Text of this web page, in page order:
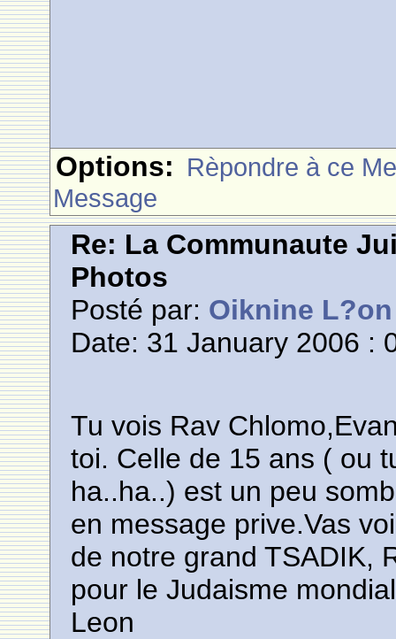
Options: Rèpondre à ce
Message
Re: La Communaute
Photos
Posté par: Oiknine L?on
Date: 31 January 2006 :
Tu vois Rav
toi. Celle de 15 ans ( ou
ha..ha..) est un peu
en message prive.Vas
de notre grand TSADIK,
pour le Judaisme mondial
Leon